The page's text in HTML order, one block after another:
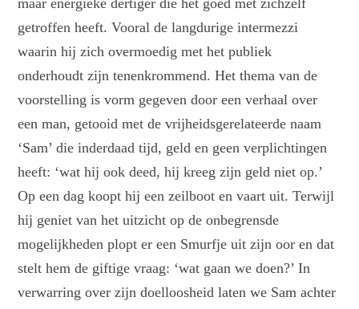
maar energieke dertiger die het goed met zichzelf
getroffen heeft. Vooral de langdurige intermezzi
waarin hij zich overmoedig met het publiek
onderhoudt zijn tenenkrommend. Het thema van de
voorstelling is vorm gegeven door een verhaal over
een man, getooid met de vrijheidsgerelateerde naam
‘Sam’ die inderdaad tijd, geld en geen verplichtingen
heeft: ‘wat hij ook deed, hij kreeg zijn geld niet op.’
Op een dag koopt hij een zeilboot en vaart uit. Terwijl
hij geniet van het uitzicht op de onbegrensde
mogelijkheden plopt er een Smurfje uit zijn oor en dat
stelt hem de giftige vraag: ‘wat gaan we doen?’ In
verwarring over zijn doelloosheid laten we Sam achter